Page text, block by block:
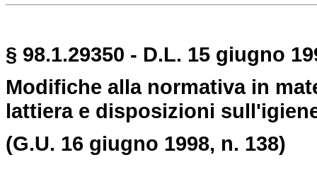
§ 98.1.29350 - D.L. 15 giugno
Modifiche alla normativa in
lattiera e disposizioni
(G.U. 16 giugno 1998, n. 138)